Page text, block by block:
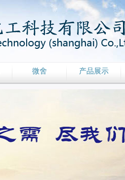
微舍 产品展示